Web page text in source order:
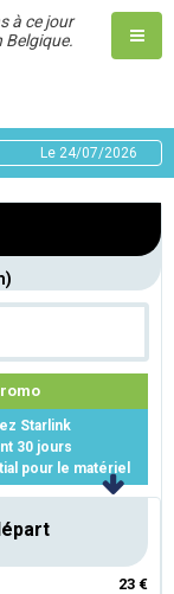
à ce jour
Le 24/07/2026
Starlink
30 jours
pour le matériel
23 €